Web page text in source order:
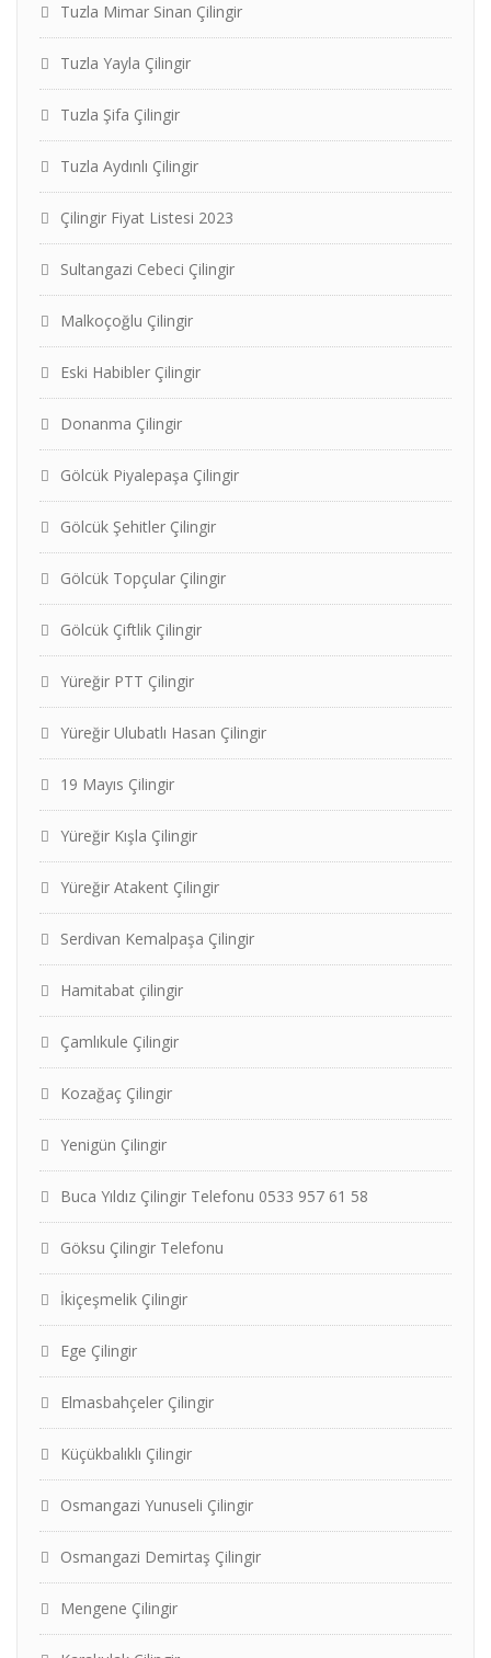
Tuzla Mimar Sinan Çilingir
Tuzla Yayla Çilingir
Tuzla Şifa Çilingir
Tuzla Aydınlı Çilingir
Çilingir Fiyat Listesi 2023
Sultangazi Cebeci Çilingir
Malkoçoğlu Çilingir
Eski Habibler Çilingir
Donanma Çilingir
Gölcük Piyalepaşa Çilingir
Gölcük Şehitler Çilingir
Gölcük Topçular Çilingir
Gölcük Çiftlik Çilingir
Yüreğir PTT Çilingir
Yüreğir Ulubatlı Hasan Çilingir
19 Mayıs Çilingir
Yüreğir Kışla Çilingir
Yüreğir Atakent Çilingir
Serdivan Kemalpaşa Çilingir
Hamitabat çilingir
Çamlıkule Çilingir
Kozağaç Çilingir
Yenigün Çilingir
Buca Yıldız Çilingir Telefonu 0533 957 61 58
Göksu Çilingir Telefonu
İkiçeşmelik Çilingir
Ege Çilingir
Elmasbahçeler Çilingir
Küçükbalıklı Çilingir
Osmangazi Yunuseli Çilingir
Osmangazi Demirtaş Çilingir
Mengene Çilingir